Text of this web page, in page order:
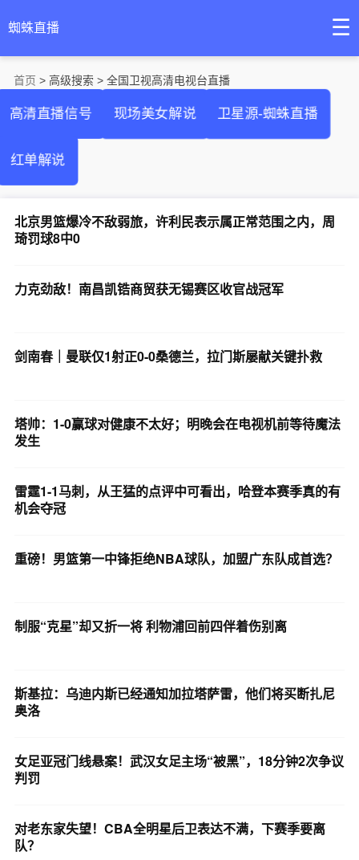
蜘蛛直播 ☰
首页 > 高级搜索 > 全国卫视高清电视台直播
高清直播信号 现场美女解说 卫星源-蜘蛛直播
红单解说
北京男篮爆冷不敌弱旅，许利民表示属正常范围之内，周
琦罚球8中0
力克劲敌！南昌凯锆商贸获无锡赛区收官战冠军
剑南春｜曼联仅1射正0-0桑德兰，拉门斯屡献关键扑救
塔帅：1-0赢球对健康不太好；明晚会在电视机前等待魔法
发生
雷霆1-1马刺，从王猛的点评中可看出，哈登本赛季真的有
机会夺冠
重磅！男篮第一中锋拒绝NBA球队，加盟广东队成首选？
制服“克星”却又折一将 利物浦回前四伴着伤别离
斯基拉：乌迪内斯已经通知加拉塔萨雷，他们将买断扎尼
奥洛
女足亚冠门线悬案！武汉女足主场“被黑”，18分钟2次争议
判罚
对老东家失望！CBA全明星后卫表达不满，下赛季要离
队？